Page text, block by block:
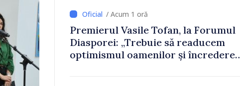
/ Acum 1 oră
Premierul Vasile Tofan, la Forumul
Diasporei: „Trebuie să readucem
optimismul oamenilor și încrederea